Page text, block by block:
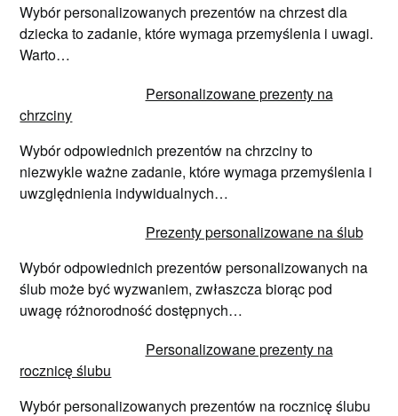
Wybór personalizowanych prezentów na chrzest dla
dziecka to zadanie, które wymaga przemyślenia i uwagi.
Warto…
Personalizowane prezenty na
chrzciny
Wybór odpowiednich prezentów na chrzciny to
niezwykle ważne zadanie, które wymaga przemyślenia i
uwzględnienia indywidualnych…
Prezenty personalizowane na ślub
Wybór odpowiednich prezentów personalizowanych na
ślub może być wyzwaniem, zwłaszcza biorąc pod
uwagę różnorodność dostępnych…
Personalizowane prezenty na
rocznicę ślubu
Wybór personalizowanych prezentów na rocznicę ślubu